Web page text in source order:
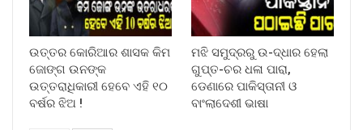
ଉତ୍ତର କୋରିଆର ଶାସକ କିମ
ଜୋଙ୍ଗ ଉନଙ୍କ
ଉତ୍ତରାଧିକାରୀ ହେବେ ଏହି ୧୦
ବର୍ଷର ଝିଅ !
ମଝି ସମୁଦ୍ରରୁ ଉ-ଦ୍ଧାର ହେଲା
ଗୁପ୍ତ-ଚର ଧଳା ପାରା,
ଡେଣାରେ ପାକିସ୍ତାନୀ ଓ
ବାଂଲାଦେଶୀ ଭାଷା